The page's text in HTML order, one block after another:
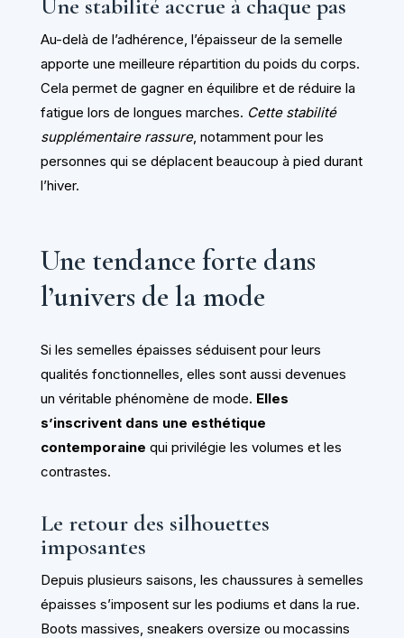
Une stabilité accrue à chaque pas
Au-delà de l’adhérence, l’épaisseur de la semelle
apporte une meilleure répartition du poids du corps.
Cela permet de gagner en équilibre et de réduire la
fatigue lors de longues marches. Cette stabilité
supplémentaire rassure, notamment pour les
personnes qui se déplacent beaucoup à pied durant
l’hiver.
Une tendance forte dans
l’univers de la mode
Si les semelles épaisses séduisent pour leurs
qualités fonctionnelles, elles sont aussi devenues
un véritable phénomène de mode. Elles
s’inscrivent dans une esthétique
contemporaine qui privilégie les volumes et les
contrastes.
Le retour des silhouettes
imposantes
Depuis plusieurs saisons, les chaussures à semelles
épaisses s’imposent sur les podiums et dans la rue.
Boots massives, sneakers oversize ou mocassins